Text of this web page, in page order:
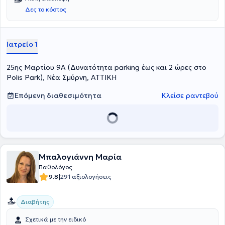
Διαβητικό Πόδι στο Γενικό Νοσοκομείο Αθηνών "Λαϊκό" και έχει
συμμετάσχει και σε πολυκεντρικές μελέτες στο Διαβητολογικό
Εργαστήριο του ίδιου Νοσοκομείου. Είναι μέλος της Ελληνικής
Εταιρείας, της Εταιρείας Μελέτης Παθήσεων Διαβητικού Ποδιού
και της Ελληνικής Εταιρείας Αθηροσκλήρωσης.
Δες το κόστος
Ιατρείο 1
25ης Μαρτίου 9Α (Δυνατότητα parking έως και 2 ώρες στο
Polis Park), Νέα Σμύρνη, ΑΤΤΙΚΗ
Επόμενη διαθεσιμότητα
Κλείσε ραντεβού
Μπαλογιάννη Μαρία
Παθολόγος
9.8|291 αξιολογήσεις
Διαβήτης
Σχετικά με την ειδικό